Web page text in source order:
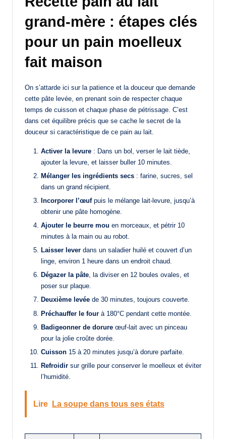
grand-mère : étapes clés
pour un pain moelleux
fait maison
On s’attarde ici sur la patience et la douceur que demande
cette pâte levée, en prenant soin de respecter chaque
temps de cuisson et chaque phase de pétrissage. C’est
dans cet équilibre précis que se cache le secret de la
douceur si caractéristique de ce pain au lait.
Activer la levure : Dans un bol, verser le lait tiède,
ajouter la levure, et laisser buller 10 minutes.
Mélanger les ingrédients secs : farine, sucres, sel
dans un grand récipient.
Incorporer l’œufpuis le mélange lait-levure, jusqu’à
obtenir une pâte homogène.
Ajouter le beurre mou en morceaux, et pétrir 10
minutes à la main ou au robot.
Laisser lever dans un saladier huilé et couvert d’un
linge, environ 1 heure dans un endroit chaud.
Dégazer la pâte, la diviser en 12 boules ovales, et
poser sur plaque.
Deuxième levée de 30 minutes, toujours couverte.
Préchauffer le four à 180°C pendant cette montée.
Badigeonner de dorure œuf-lait avec un pinceau
pour la jolie croûte dorée.
Cuisson 15 à 20 minutes jusqu’à dorure parfaite.
Refroidir sur grille pour conserver le moelleux et éviter
l’humidité.
Lire La soupe dans tous ses états